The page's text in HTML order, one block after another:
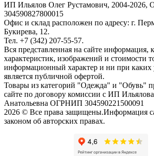
ИП Ильялов Олег Рустамович, 2004-
304590827800015
Офис и склад расположен по адресу: г.
Букирева, 12.
Тел. +7 (342) 207-55-57.
Вся представленная на сайте информация,
характеристик, изображений и стоимости
информационный характер и ни при каких
является публичной офертой.
Товары из категорий "Одежда" и "Обувь"
сайте по договору комиссии с ИП
Анатольевна ОГРНИП 304590221500091
2026 © Все права защищены.Информация
законом об авторских правах.